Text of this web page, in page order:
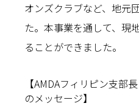
オンズクラブなど、地元
た。本事業を通して、現
ることができました。
【AMDAフィリピン支部
のメッセージ】